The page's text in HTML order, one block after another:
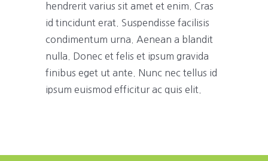
hendrerit varius sit amet et enim. Cras
id tincidunt erat. Suspendisse facilisis
condimentum urna. Aenean a blandit
nulla. Donec et felis et ipsum gravida
finibus eget ut ante. Nunc nec tellus id
ipsum euismod efficitur ac quis elit.